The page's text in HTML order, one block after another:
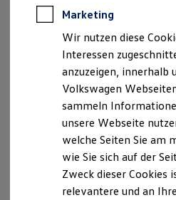
Software, Konnektivität
California App
VW Connect für
VW Connect für
VW Connect für
VW Connect für
Connect Pro
Fleet Interface
Multistop
Übersicht
Hilfreiches für Besitzer
Fahrerassistenz-
Kontrollleuchten
Kurzfahrprofile
Marketing
Wir nutzen diese
Interessen
anzuzeigen, innerhalb
Volkswagen
sammeln
unsere Webseite
welche Seiten Sie am
wie Sie sich auf der
Zweck dieser Cookies
relevantere und an